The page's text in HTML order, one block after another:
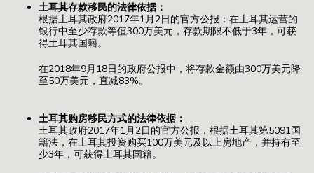
土耳其存款移民的法律依据：
根据土耳其政府2017年1月2日的官方公报：在土耳其运营的
银行中至少存款等值300万美元，存款期限不低于3年，可获
得土耳其国籍。
在2018年9月18日的政府公报中，将存款金额由300万美元降
至50万美元，直减83%。
土耳其购房移民方式的法律依据：
土耳其政府2017年1月2日的官方公报，根据土耳其第5091国
籍法，在土耳其投资购买100万美元及以上房地产，并持有至
少3年，可获得土耳其国籍。